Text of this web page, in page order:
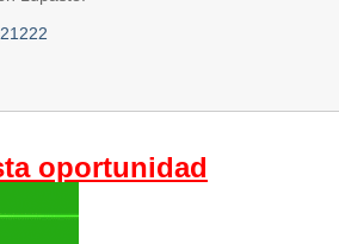
oportunidad